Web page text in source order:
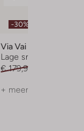
-30%
Via Vai
Lage sneakers
€ 179,99
+ meer kleuren